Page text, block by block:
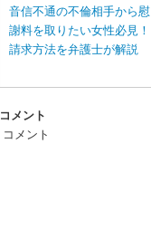
音信不通の不倫相手から慰
謝料を取りたい女性必見！
請求方法を弁護士が解説
コメント
コメント